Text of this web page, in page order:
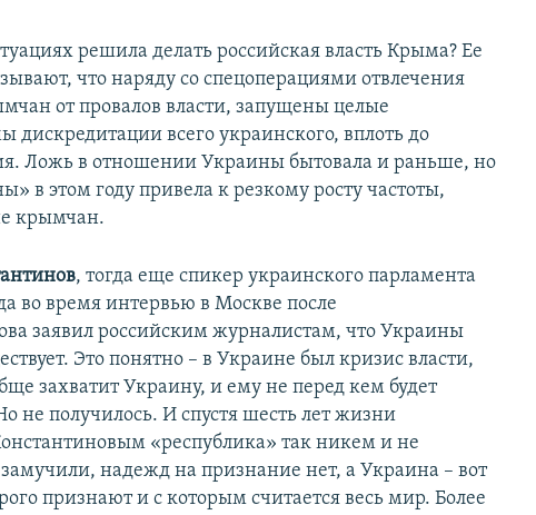
решила делать российская власть Крыма? Ее
что наряду со спецоперациями отвлечения
от провалов власти, запущены целые
дискредитации всего украинского, вплоть до
Ложь в отношении Украины бытовала и раньше, но
в этом году привела к резкому росту частоты,
крымчан.
, тогда еще спикер украинского парламента
во время интервью в Москве после
заявил российским журналистам, что Украины
Это понятно – в Украине был кризис власти,
захватит Украину, и ему не перед кем будет
не получилось. И спустя шесть лет жизни
«республика» так никем и не
надежд на признание нет, а Украина – вот
признают и с которым считается весь мир. Более